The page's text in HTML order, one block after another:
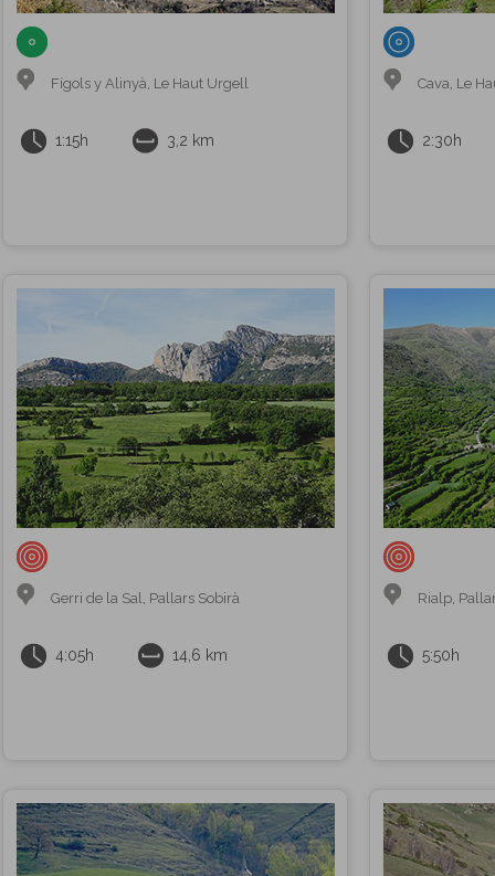
Fígols y Alinyà, Le Haut Urgell
1:15h 3,2 km
Cava, Le
2:30h
Gerri de la Sal, Pallars Sobirà
4:05h 14,6 km
Rialp,
5:50h